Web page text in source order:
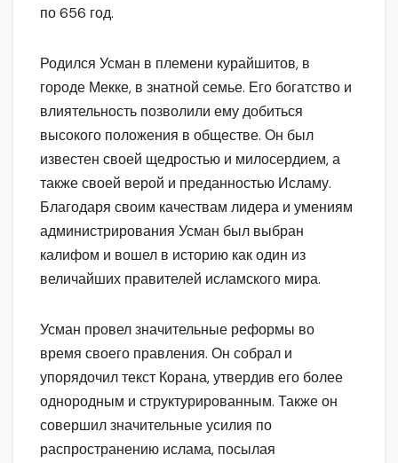
по 656 год.
Родился Усман в племени курайшитов, в
городе Мекке, в знатной семье. Его богатство и
влиятельность позволили ему добиться
высокого положения в обществе. Он был
известен своей щедростью и милосердием, а
также своей верой и преданностью Исламу.
Благодаря своим качествам лидера и умениям
администрирования Усман был выбран
калифом и вошел в историю как один из
величайших правителей исламского мира.
Усман провел значительные реформы во
время своего правления. Он собрал и
упорядочил текст Корана, утвердив его более
однородным и структурированным. Также он
совершил значительные усилия по
распространению ислама, посылая